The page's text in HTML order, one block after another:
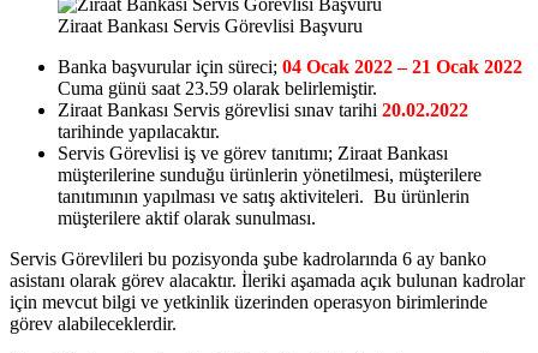
Ziraat Bankası Servis Görevlisi Başvuru
Banka başvurular için süreci; 04 Ocak 2022 – 21 Ocak 2022
Cuma günü saat 23.59 olarak belirlemiştir.
Ziraat Bankası Servis görevlisi sınav tarihi 20.02.2022
tarihinde yapılacaktır.
Servis Görevlisi iş ve görev tanıtımı; Ziraat Bankası
müşterilerine sunduğu ürünlerin yönetilmesi, müşterilere
tanıtımının yapılması ve satış aktiviteleri. Bu ürünlerin
müşterilere aktif olarak sunulması.
Servis Görevlileri bu pozisyonda şube kadrolarında 6 ay banko
asistanı olarak görev alacaktır. İleriki aşamada açık bulunan kadrolar
için mevcut bilgi ve yetkinlik üzerinden operasyon birimlerinde
görev alabileceklerdir.